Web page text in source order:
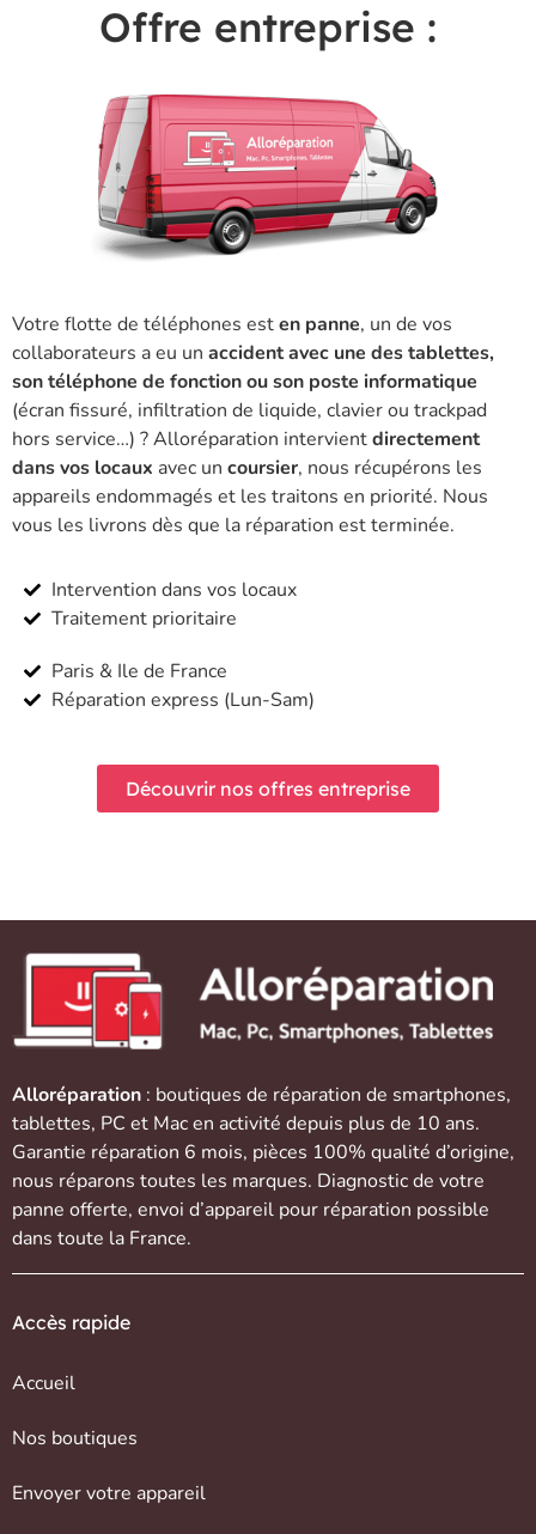
Offre entreprise :
Votre flotte de téléphones esten panne, un de vos
collaborateurs a eu un accident avec une des tablettes,
son téléphone de fonction ou son poste informatique
(écran fissuré, infiltration de liquide, clavier ou trackpad
hors service…) ? Alloréparation intervientdirectement
dans vos locaux avec un coursier, nous récupérons les
appareils endommagés et les traitons en priorité. Nous
vous les livrons dès que la réparation est terminée.
Intervention dans vos locaux
Traitement prioritaire
Paris & Ile de France
Réparation express (Lun-Sam)
Découvrir nos offres entreprise
Alloréparation : boutiques de réparation de smartphones,
tablettes, PC et Macen activité depuis plus de 10 ans.
Garantie réparation 6 mois, pièces 100% qualité d’origine,
nous réparons toutes les marques. Diagnostic de votre
panne offerte, envoi d’appareil pour réparation possible
dans toute la France.
Accès rapide
Accueil
Nos boutiques
Envoyer votre appareil